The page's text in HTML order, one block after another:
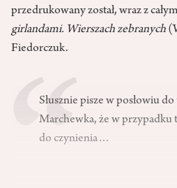
przedrukowany został, wraz z
girlandami. Wierszach zebranych
Fiedorczuk.
Słusznie pisze w posłowiu
Marchewka, że w przypadku
do czynienia…